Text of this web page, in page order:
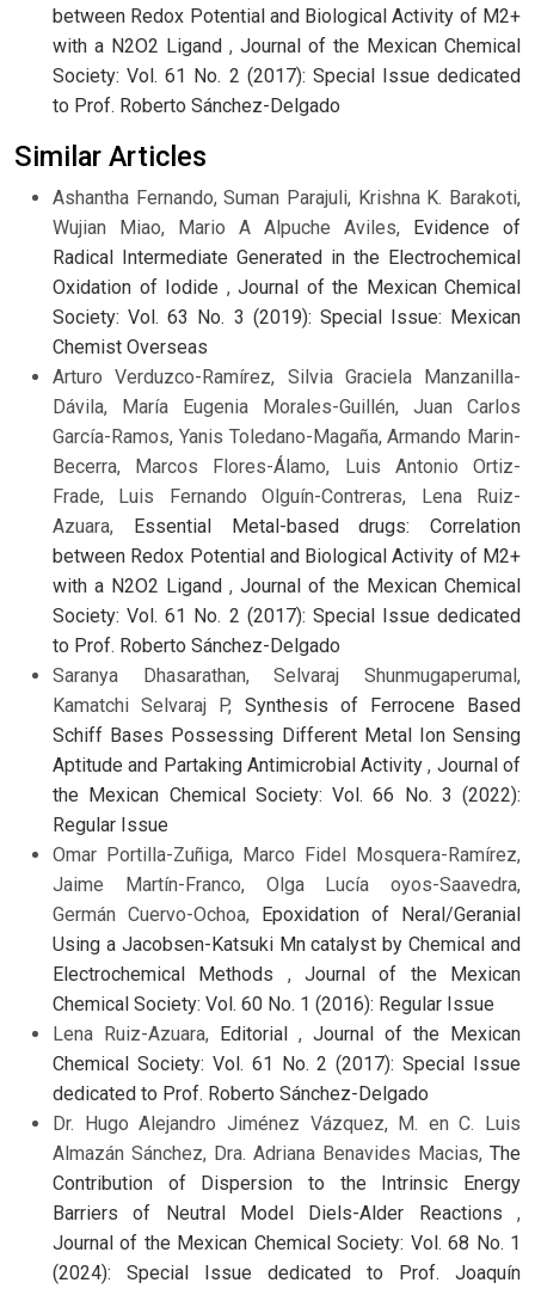
between Redox Potential and Biological Activity of M2+
with a N2O2 Ligand , Journal of the Mexican Chemical
Society: Vol. 61 No. 2 (2017): Special Issue dedicated
to Prof. Roberto Sánchez-Delgado
Similar Articles
Ashantha Fernando, Suman Parajuli, Krishna K. Barakoti,
Wujian Miao, Mario A Alpuche Aviles, Evidence of
Radical Intermediate Generated in the Electrochemical
Oxidation of Iodide , Journal of the Mexican Chemical
Society: Vol. 63 No. 3 (2019): Special Issue: Mexican
Chemist Overseas
Arturo Verduzco-Ramírez, Silvia Graciela Manzanilla-
Dávila, María Eugenia Morales-Guillén, Juan Carlos
García-Ramos, Yanis Toledano-Magaña, Armando Marin-
Becerra, Marcos Flores-Álamo, Luis Antonio Ortiz-
Frade, Luis Fernando Olguín-Contreras, Lena Ruiz-
Azuara, Essential Metal-based drugs: Correlation
between Redox Potential and Biological Activity of M2+
with a N2O2 Ligand , Journal of the Mexican Chemical
Society: Vol. 61 No. 2 (2017): Special Issue dedicated
to Prof. Roberto Sánchez-Delgado
Saranya Dhasarathan, Selvaraj Shunmugaperumal,
Kamatchi Selvaraj P, Synthesis of Ferrocene Based
Schiff Bases Possessing Different Metal Ion Sensing
Aptitude and Partaking Antimicrobial Activity, Journal of
the Mexican Chemical Society: Vol. 66 No. 3 (2022):
Regular Issue
Omar Portilla-Zuñiga, Marco Fidel Mosquera-Ramírez,
Jaime Martín-Franco, Olga Lucía oyos-Saavedra,
Germán Cuervo-Ochoa, Epoxidation of Neral/Geranial
Using a Jacobsen-Katsuki Mn catalyst by Chemical and
Electrochemical Methods ,Journal of the Mexican
Chemical Society: Vol. 60 No. 1 (2016): Regular Issue
Lena Ruiz-Azuara, Editorial , Journal of the Mexican
Chemical Society: Vol. 61 No. 2 (2017): Special Issue
dedicated to Prof. Roberto Sánchez-Delgado
Dr. Hugo Alejandro Jiménez Vázquez, M. en C. Luis
Almazán Sánchez, Dra. Adriana Benavides Macias, The
Contribution of Dispersion to the Intrinsic Energy
Barriers of Neutral Model Diels-Alder Reactions ,
Journal of the Mexican Chemical Society: Vol. 68 No. 1
(2024): Special Issue dedicated to Prof. Joaquín